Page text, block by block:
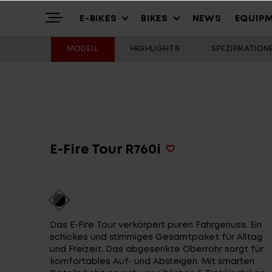
Über uns
Service
Stories
E-BIKES
Trekking
Gravel & Commute
Cargo & City
BIKES
Cross – Urban
Youth & Kids
Alle Modelle
NEWS
MODELL HIGHLIGHTS
E-Fire Tour R760i
Das E-Fire Tour verkörpert puren Fahrgenuss. Ein
schickes und stimmiges Gesamtpaket für Alltag
und Freizeit. Das abgesenkte Oberrohr sorgt für
komfortables Auf- und Absteigen. Mit smarten